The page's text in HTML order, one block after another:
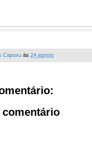
Capuxu às 24 agosto